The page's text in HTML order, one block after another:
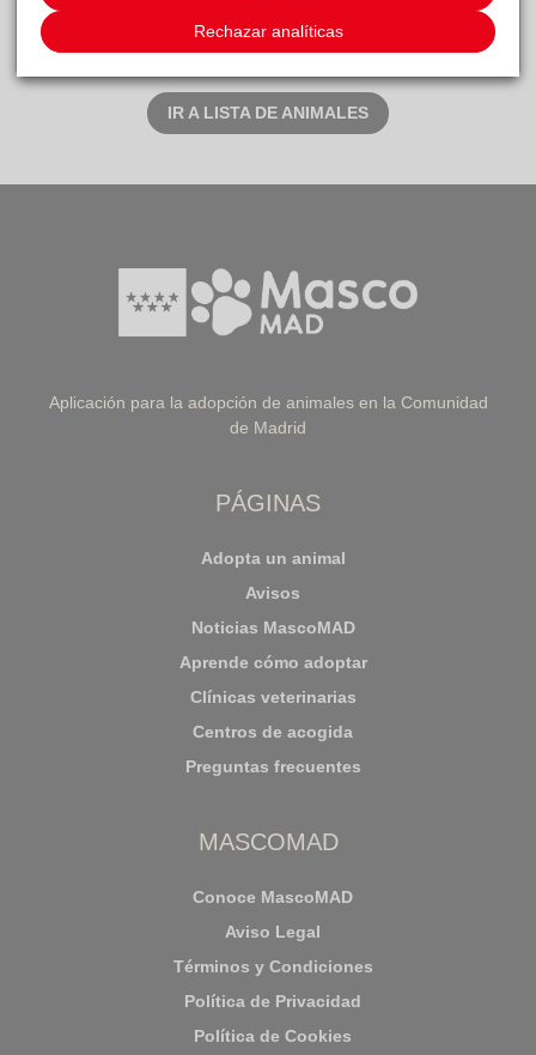
Este animal ha recibido 1 solicitud de adopción
IR A LISTA DE ANIMALES
Aplicación para la adopción de animales en la Comunidad
de Madrid
PÁGINAS
Adopta un animal
Avisos
Noticias MascoMAD
Aprende cómo adoptar
Clínicas veterinarias
Centros de acogida
Preguntas frecuentes
MASCOMAD
Conoce MascoMAD
Aviso Legal
Términos y Condiciones
Política de Privacidad
Política de Cookies
Rechazar analíticas